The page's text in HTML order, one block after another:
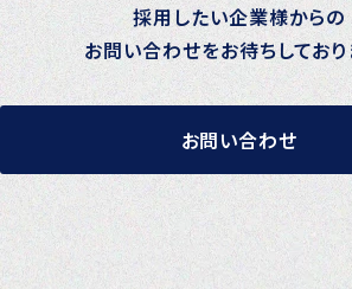
採用したい企業様からの
お問い合わせをお待ちしており
お問い合わせ